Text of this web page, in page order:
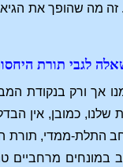
זה מה שהופך את
לגבי תורת
אך ורק בנקודת
כמובן, אין
ממדי, תורת
במונחים מרחביים